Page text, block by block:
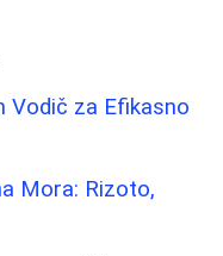
Vodič za Efikasno
Mora: Rizoto,